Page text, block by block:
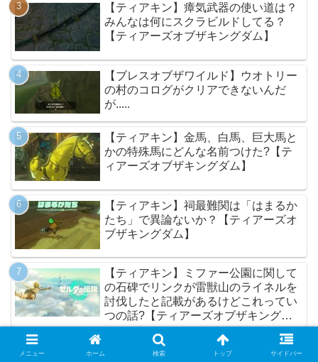
【ティアキン】瘴気武器の使い道は？
みんなは何にスクラビルドしてる？
【ティアーズオブザキングダム】
【ブレスオブザワイルド】ウオトリー
の村のコログがクリアできないんだ
が.....
【ティアキン】金馬、白馬、巨大馬と
かの特殊馬にどんな名前つけた?【テ
ィアーズオブザキングダム】
【ティアキン】祠最難関は「はまるか
たち」で異論ないか？【ティアーズオ
ブザキングダム】
【ティアキン】ミファー公園に関して
の石碑でリンクが雷獣山のライネルを
討伐したと記載があるけどこれってい
つの話?【ティアーズオブザキングダ
ム】
【ティアキン】土遁の術の使い道がな
い件.....←こういう使い方があるぞ!
メニュー ホーム 検索 トップ サイドバー